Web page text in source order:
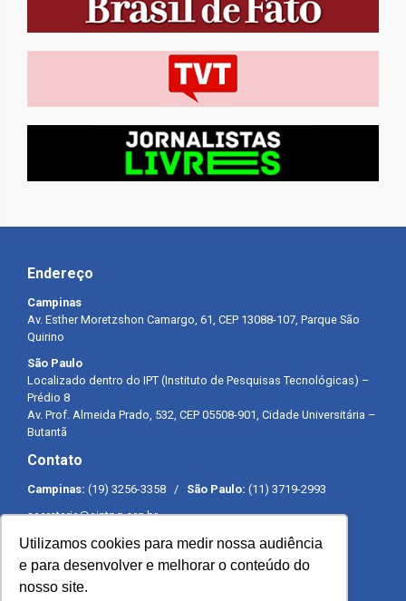
Utilizamos cookies para medir nossa audiência
e para desenvolver e melhorar o conteúdo do
nosso site.
Endereço
Campinas
Av. Esther Moretzshon Camargo, 61, CEP 13088-107, Parque São
Quirino
São Paulo
Localizado dentro do IPT (Instituto de Pesquisas Tecnológicas) –
Prédio 8
Av. Prof. Almeida Prado, 532, CEP 05508-901, Cidade Universitária –
Butantã
Contato
Campinas: (19) 3256-3358 / São Paulo: (11) 3719-2993
secretaria@sintpq.org.br
Expediente
Segunda a sexta-feira das 8h às 17h